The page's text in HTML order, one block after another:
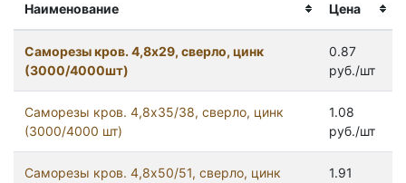
Наименование Цена
Саморезы кров. 4,8x29, сверло, цинк
(3000/4000шт)
0.87
руб./шт
Саморезы кров. 4,8x35/38, сверло, цинк
(3000/4000 шт)
1.08
руб./шт
Саморезы кров. 4,8x50/51, сверло, цинк
1.91